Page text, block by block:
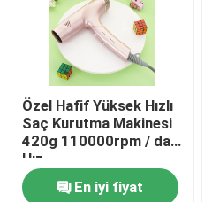
Özel Hafif Yüksek Hızlı
Saç Kurutma Makinesi
420g 110000rpm / dak
Hız
En iyi fiyat